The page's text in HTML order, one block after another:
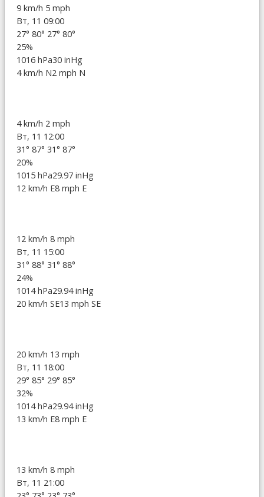
9 km/h 5 mph
Вт, 11 09:00
27° 80° 27° 80°
25%
1016 hPa30 inHg
4 km/h N2 mph N
4 km/h 2 mph
Вт, 11 12:00
31° 87° 31° 87°
20%
1015 hPa29.97 inHg
12 km/h E8 mph E
12 km/h 8 mph
Вт, 11 15:00
31° 88° 31° 88°
24%
1014 hPa29.94 inHg
20 km/h SE13 mph SE
20 km/h 13 mph
Вт, 11 18:00
29° 85° 29° 85°
32%
1014 hPa29.94 inHg
13 km/h E8 mph E
13 km/h 8 mph
Вт, 11 21:00